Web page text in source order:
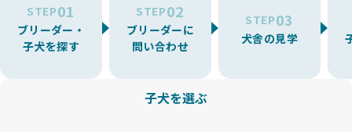
BreederFamiliesでは、アニマルウェルフェアを最優先に考
えた6つの絶対基準と12の総合基準を設定しています。これに
ことを徹底しています。
BreederFamiliesでは、以下の6項目を必須条件とし、これら
たりストレスを抱えたりするリスクが高まります。
「少数の犬種に集中」の詳細はこちら
すが、無計画な交配には健康リスクが伴います。異なる犬種
の特徴を持つことで予測しにくい健康問題が発生する可能性
が高く、診断や治療も複雑化する場合があります。また、ミ
STEP01
ブリーダー・
子犬を探す
STEP02
ブリーダーに
問い合わせ
STEP03
犬舎の見学
子犬を選ぶ